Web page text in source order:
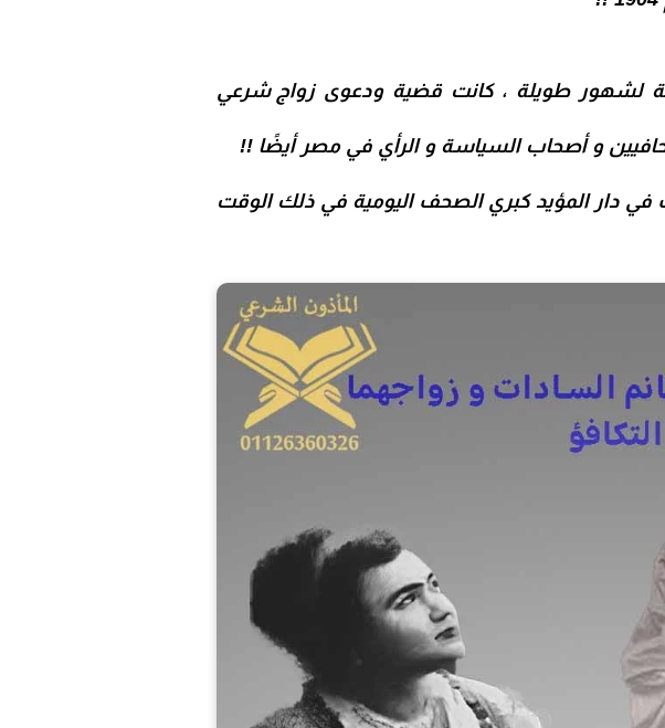
لشهور طويلة ، كانت قضية ودعوىزواج شرعي
و أصحاب السياسة و الرأي في مصر أيضًا !!
في دار المؤيد كبري الصحف اليومية في ذلك الوقت